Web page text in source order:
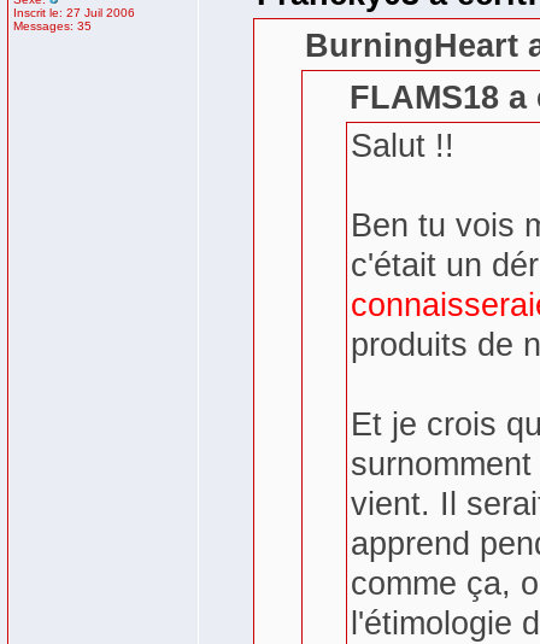
Inscrit le: 27 Juil 2006
Messages: 35
BurningHeart
FLAMS18
Salut !!
Ben tu vois
c'était un
produits de
Et je crois
vient. Il
apprend
comme ça,
l'étimologie